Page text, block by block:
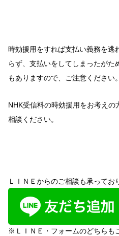
時効援用をすれば支払い義務を逃
らず、支払いをしてしまったがた
もありますので、ご注意ください。
NHK受信料の時効援用をお考え
相談ください。
ＬＩＮＥからのご相談も承ってお
※ＬＩＮＥ・フォームのどちらも